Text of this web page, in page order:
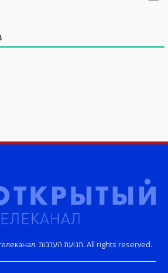
Copyright © Открытый телеканал. תנועת הערבות. All rights reserved.